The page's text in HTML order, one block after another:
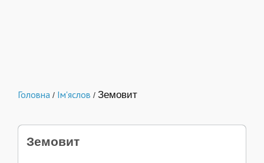
Головна / Ім'яслов / Земовит
Земовит